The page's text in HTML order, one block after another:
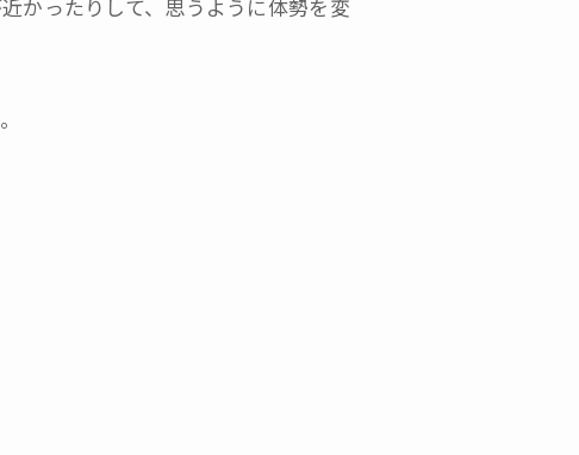
かったりして、思うように体勢を変